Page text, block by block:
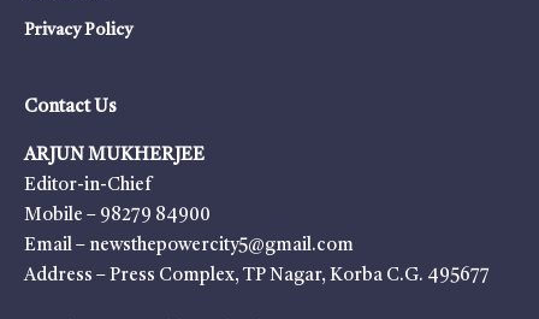
Privacy Policy
Contact Us
ARJUN MUKHERJEE
Editor-in-Chief
Mobile – 98279 84900
Email – newsthepowercity5@gmail.com
Address – Press Complex, TP Nagar, Korba C.G. 495677